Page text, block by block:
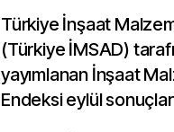
Türkiye İnşaat
(Türkiye İMSAD)
yayımlanan İnşaat
Endeksi eylül